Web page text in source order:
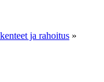
ja rahoitus »